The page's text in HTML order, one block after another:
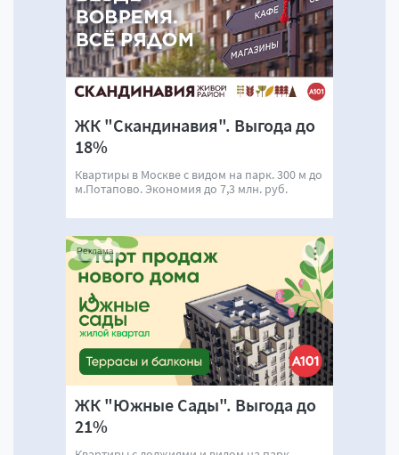
ЖК "Скандинавия". Выгода до
18%
Квартиры в Москве с видом на парк. 300 м до
м.Потапово. Экономия до 7,3 млн. руб.
ЖК "Южные Сады". Выгода до
21%
Реклама